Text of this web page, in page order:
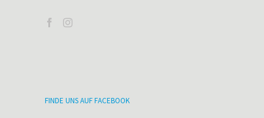
FINDE UNS AUF FACEBOOK